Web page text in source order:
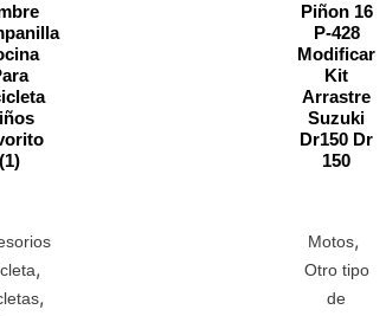
(1)
,
,
Piñon 16
P-428
Modificar
Kit
Arrastre
Suzuki
Dr150 Dr
150
Motos,
Otro tipo
de